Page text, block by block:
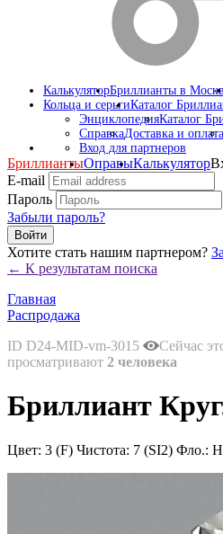
КалькуляторБриллианты в
Кольца и серьгиКаталог
ЭнциклопедияКаталог
СправкаДоставка и оплата
Вход для партнеров
БриллиантыОправыКалькулятор
E-mail
Пароль
Забыли пароль?
Войти
Хотите стать нашим партнером?
← К результатам поиска
Главная
Распродажа
ID D24-MID-vm-3015
Сейчас
просматривают 2 человека
Бриллиант
Цвет: 3 (F) Чистота: 7 (SI2) Фло.: